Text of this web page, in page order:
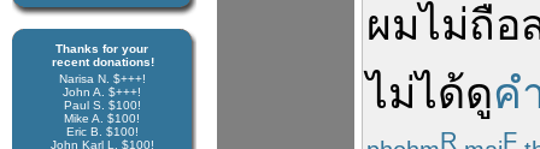
Thanks for your
recent donations!
Narisa N. $+++!
John A. $+++!
Paul S. $100!
Mike A. $100!
Eric B. $100!
John Karl L. $100!
ผมไม่ถือ
ไม่ได้ดูค
R F